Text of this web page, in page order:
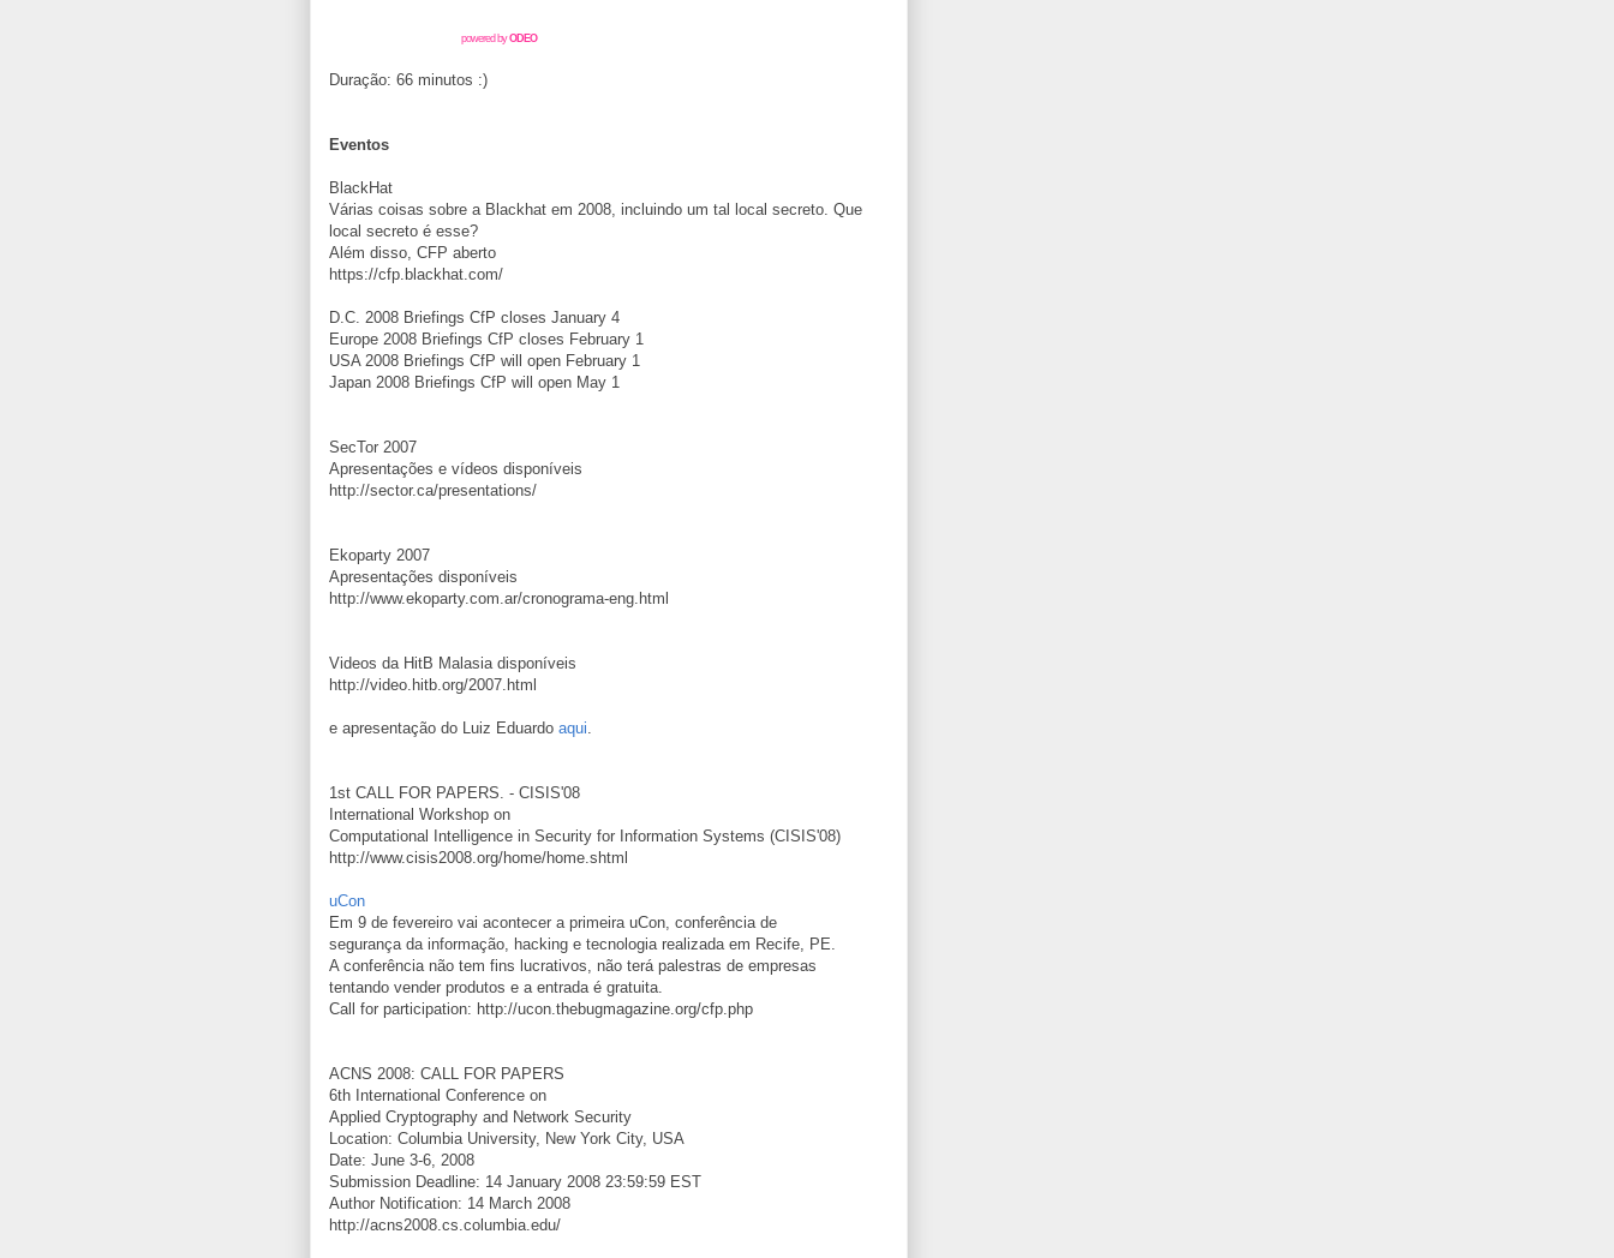
powered byODEO
Duração: 66 minutos :)
Eventos
BlackHat
Várias coisas sobre a Blackhat em 2008, incluindo um tal local secreto. Que
local secreto é esse?
Além disso, CFP aberto
https://cfp.blackhat.com/
D.C. 2008 Briefings CfP closes January 4
Europe 2008 Briefings CfP closes February 1
USA 2008 Briefings CfP will open February 1
Japan 2008 Briefings CfP will open May 1
SecTor 2007
Apresentações e vídeos disponíveis
http://sector.ca/presentations/
Ekoparty 2007
Apresentações disponíveis
http://www.ekoparty.com.ar/cronograma-eng.html
Videos da HitB Malasia disponíveis
http://video.hitb.org/2007.html
e apresentação do Luiz Eduardo aqui.
1st CALL FOR PAPERS. - CISIS'08
International Workshop on
Computational Intelligence in Security for Information Systems (CISIS'08)
http://www.cisis2008.org/home/home.shtml
uCon
Em 9 de fevereiro vai acontecer a primeira uCon, conferência de
segurança da informação, hacking e tecnologia realizada em Recife, PE.
A conferência não tem fins lucrativos, não terá palestras de empresas
tentando vender produtos e a entrada é gratuita.
Call for participation: http://ucon.thebugmagazine.org/cfp.php
ACNS 2008: CALL FOR PAPERS
6th International Conference on
Applied Cryptography and Network Security
Location: Columbia University, New York City, USA
Date: June 3-6, 2008
Submission Deadline: 14 January 2008 23:59:59 EST
Author Notification: 14 March 2008
http://acns2008.cs.columbia.edu/